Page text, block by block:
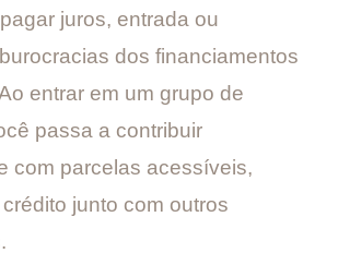
juros, entrada ou
dos financiamentos
entrar em um grupo de
passa a contribuir
com parcelas acessíveis,
junto com outros